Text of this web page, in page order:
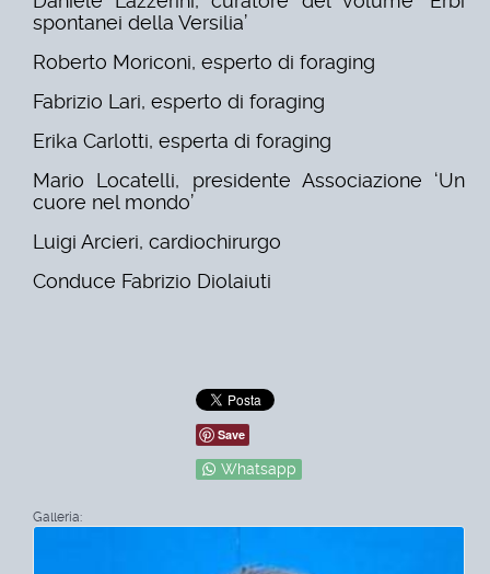
spontanei della Versilia’
Roberto Moriconi, esperto di foraging
Fabrizio Lari, esperto di foraging
Erika Carlotti, esperta di foraging
Mario Locatelli, presidente Associazione ‘Un
cuore nel mondo’
Luigi Arcieri, cardiochirurgo
Conduce Fabrizio Diolaiuti
Save
Whatsapp
Galleria: